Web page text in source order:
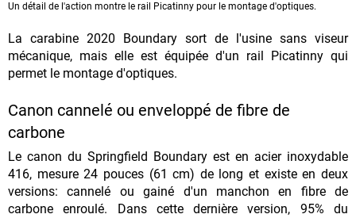
Un détail de l'action montre le rail Picatinny pour le montage d'optiques.
La carabine 2020 Boundary sort de l'usine sans viseur
mécanique, mais elle est équipée d'un rail Picatinny qui
permet le montage d'optiques.
Canon cannelé ou enveloppé de fibre de
carbone
Le canon du Springfield Boundary est en acier inoxydable
416, mesure 24 pouces (61 cm) de long et existe en deux
versions: cannelé ou gainé d'un manchon en fibre de
carbone enroulé. Dans cette dernière version, 95% du